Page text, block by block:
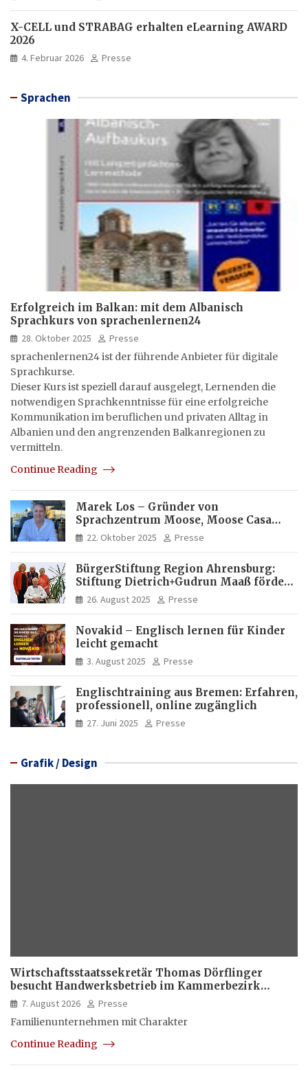
X-CELL und STRABAG erhalten eLearning AWARD
2026
4. Februar 2026 Presse
Sprachen
Erfolgreich im Balkan: mit dem Albanisch
Sprachkurs von sprachenlernen24
28. Oktober 2025
Presse
sprachenlernen24 ist der führende Anbieter für digitale
Sprachkurse.
Dieser Kurs ist speziell darauf ausgelegt, Lernenden die
notwendigen Sprachkenntnisse für eine erfolgreiche
Kommunikation im beruflichen und privaten Alltag in
Albanien und den angrenzenden Balkanregionen zu
vermitteln.
Continue Reading
Marek Los – Gründer von
Sprachzentrum Moose, Moose Casa
Italia und Apartamento Brasil |
Internationaler Experte für Bildung
22. Oktober 2025 Presse
BürgerStiftung Region Ahrensburg:
Stiftung Dietrich+Gudrun Maaß fördert
Deutschkenntnisse von Frauen
26. August 2025 Presse
Novakid – Englisch lernen für Kinder
leicht gemacht
3. August 2025 Presse
Englischtraining aus Bremen: Erfahren,
professionell, online zugänglich
27. Juni 2025 Presse
Grafik / Design
Wirtschaftsstaatssekretär Thomas Dörflinger
besucht Handwerksbetrieb im Kammerbezirk
Freiburg
7. August 2026
Presse
Familienunternehmen mit Charakter
Continue Reading